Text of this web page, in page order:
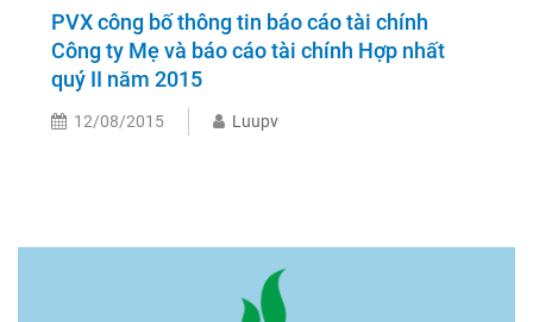
PVX công bố thông tin báo cáo tài chính
Công ty Mẹ và báo cáo tài chính Hợp nhất
quý II năm 2015
12/08/2015 Luupv